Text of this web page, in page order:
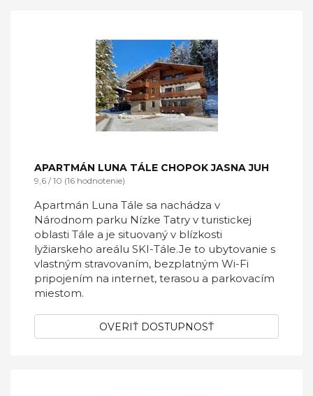
APARTMÁN LUNA TÁLE CHOPOK JASNA JUH
9,6 / 10 (16 hodnotenie)
Apartmán Luna Tále sa nachádza v
Národnom parku Nízke Tatry v turistickej
oblasti Tále a je situovaný v blízkosti
lyžiarskeho areálu SKI-Tále.Je to ubytovanie s
vlastným stravovaním, bezplatným Wi-Fi
pripojením na internet, terasou a parkovacím
miestom.
OVERIŤ DOSTUPNOSŤ